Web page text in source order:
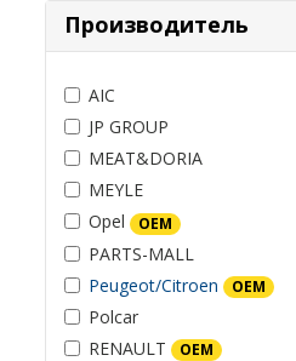
Производитель
AIC
JP GROUP
MEAT&DORIA
MEYLE
Opel
OEM
PARTS-MALL
Peugeot/Citroen
OEM
Polcar
RENAULT
OEM